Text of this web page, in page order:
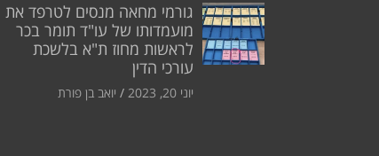
גורמי מחאה מנסים לטרפד את
מועמדותו של עו"ד תומר בכר
לראשות מחוז ת"א בלשכת
עורכי הדין
יוני 20, 2023 יואב בן פורת